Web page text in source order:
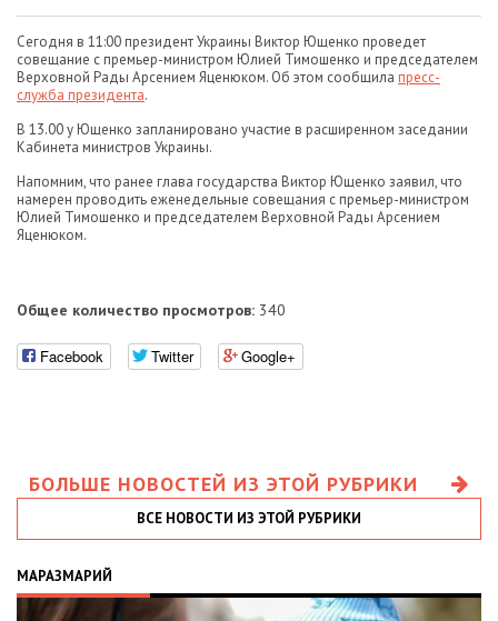
Сегодня в 11:00 президент Украины Виктор Ющенко проведет
совещание с премьер-министром Юлией Тимошенко и председателем
Верховной Рады Арсением Яценюком. Об этом сообщила пресс-
служба президента.
В 13.00 у Ющенко запланировано участие в расширенном заседании
Кабинета министров Украины.
Напомним, что ранее глава государства Виктор Ющенко заявил, что
намерен проводить еженедельные совещания с премьер-министром
Юлией Тимошенко и председателем Верховной Рады Арсением
Яценюком.
Общее количество просмотров: 340
Facebook Twitter Google+
БОЛЬШЕ НОВОСТЕЙ ИЗ ЭТОЙ РУБРИКИ
ВСЕ НОВОСТИ ИЗ ЭТОЙ РУБРИКИ
МАРАЗМАРИЙ